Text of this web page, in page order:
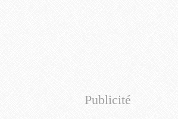
Publicité